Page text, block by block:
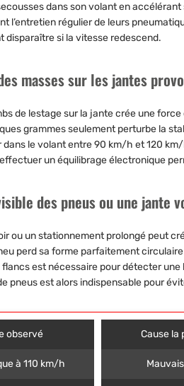
dans son volant en
l’entretien régulier de leurs
disparaître si la vitesse redescend.
masses sur les jantes
de lestage sur la jante crée une
grammes seulement perturbe la
le volant entre 90 km/h et 120
un équilibrage électronique
des pneus ou une
ou un stationnement prolongé peut
perd sa forme parfaitement
flancs est nécessaire pour détecter
pneus est alors indispensable pour
observé Cause la
à 110 km/h